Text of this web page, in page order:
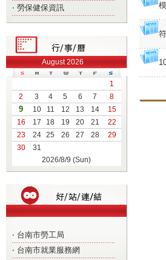
‧ 勞保健保資訊
August 2026
1
2
3 4 5 6 7 8
9 10 11 12 13 14
15
16
17 18 19 20 21
22
23
24 25 26 27 28
29
30
31
2026/8/9 (Sun)
‧ 台南市勞工局
‧ 台南市就業服務網